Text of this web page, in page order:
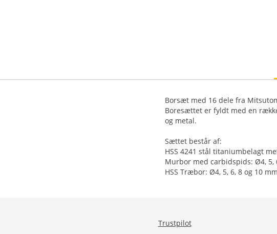
Borsæt med 16 dele fra
Boresættet er fyldt med en
og metal.
Sættet består af:
HSS 4241 stål titaniumbelagt
Murbor med carbidspids: Ø4, 5,
HSS Træbor: Ø4, 5, 6, 8 og 10
Trustpilot